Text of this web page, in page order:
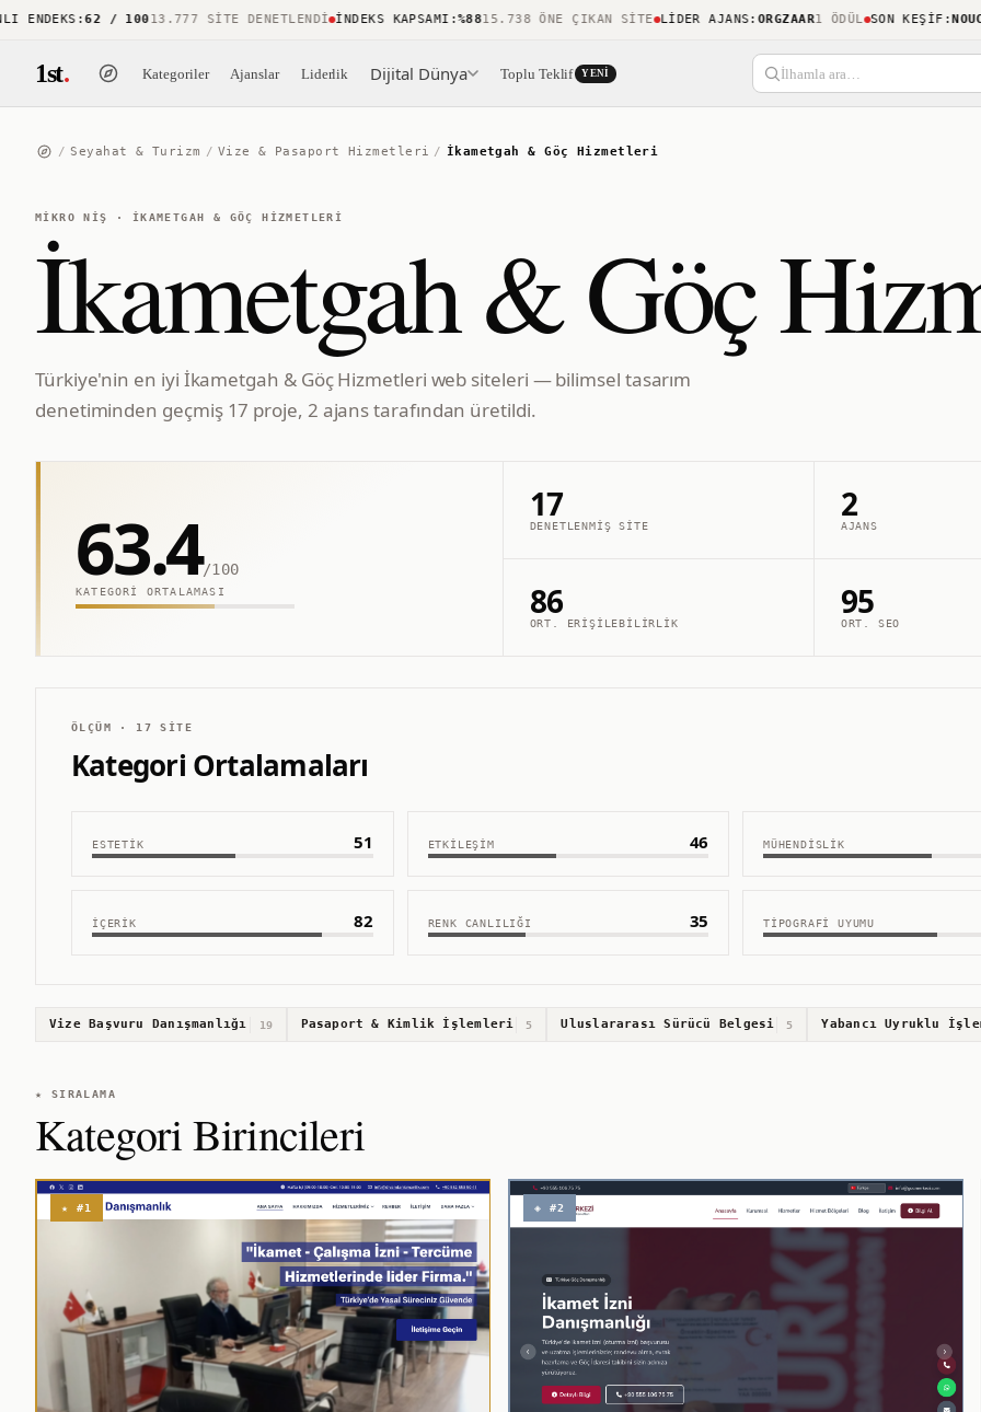
:62 / 100 13.777 SITE DENETLENDI İNDEKS KAPSAMI:%8815.738 ÖNE ÇIKAN SITE LIDER AJANS:ORGZAAR1 ÖDÜL SON KEŞIF:
1st. Kategoriler Ajanslar Liderlik Dijital Dünya Toplu Teklif YENI İlhamla ara…
/ Seyahat & Turizm / Vize & Pasaport Hizmetleri / İkametgah & Göç Hizmetleri
MIKRO NIŞ · İKAMETGAH & GÖÇ HIZMETLERI
İkametgah & Göç
Türkiye'nin en iyi İkametgah & Göç Hizmetleri web siteleri — bilimsel tasarım
denetiminden geçmiş 17 proje, 2 ajans tarafından üretildi.
63.4/100
KATEGORI ORTALAMASI
17
DENETLENMIŞ SITE
2
AJANS
86
ORT. ERIŞILEBILIRLIK
95
ORT. SEO
ÖLÇÜM · 17 SITE
Kategori Ortalamaları
ESTETIK 51 ETKILEŞIM 46 MÜHENDISLIK
İÇERIK 82 RENK CANLILIĞI 35 TIPOGRAFI UYUMU
Vize Başvuru Danışmanlığı 19 Pasaport & Kimlik İşlemleri 5 Uluslararası Sürücü Belgesi 5 Yabancı Uyruklu
★ SIRALAMA
Kategori Birincileri
★ #1 ◈ #2